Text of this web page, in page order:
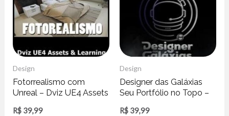
Design
Fotorrealismo com
Unreal – Dviz UE4 Assets
R$ 39,99
Design
Designer das Galáxias
Seu Portfólio no Topo –
R$ 39,99